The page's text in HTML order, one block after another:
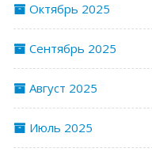
Октябрь 2025
Сентябрь 2025
Август 2025
Июль 2025